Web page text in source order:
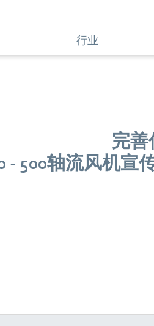
行业
完善
- 500轴流风机